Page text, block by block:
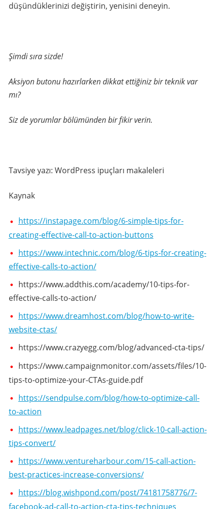
düşündüklerinizi değiştirin, yenisini deneyin.
Şimdi sıra sizde!
Aksiyon butonu hazırlarken dikkat ettiğiniz bir teknik var
mı?
Siz de yorumlar bölümünden bir fikir verin.
Tavsiye yazı: WordPress ipuçları makaleleri
Kaynak
https://instapage.com/blog/6-simple-tips-for-
creating-effective-call-to-action-buttons
https://www.intechnic.com/blog/6-tips-for-creating-
effective-calls-to-action/
https://www.addthis.com/academy/10-tips-for-
effective-calls-to-action/
https://www.dreamhost.com/blog/how-to-write-
website-ctas/
https://www.crazyegg.com/blog/advanced-cta-tips/
https://www.campaignmonitor.com/assets/files/10-
tips-to-optimize-your-CTAs-guide.pdf
https://sendpulse.com/blog/how-to-optimize-call-
to-action
https://www.leadpages.net/blog/click-10-call-action-
tips-convert/
https://www.ventureharbour.com/15-call-action-
best-practices-increase-conversions/
https://blog.wishpond.com/post/74181758776/7-
facebook-ad-call-to-action-cta-tips-techniques